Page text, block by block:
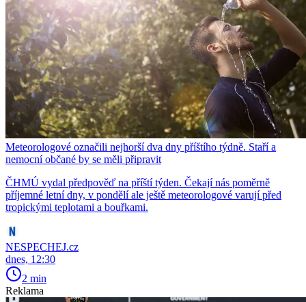
Meteorologové označili nejhorší dva dny příštího týdně. Staří a
nemocní občané by se měli připravit
ČHMÚ vydal předpověď na příští týden. Čekají nás poměrně
příjemné letní dny, v pondělí ale ještě meteorologové varují před
tropickými teplotami a bouřkami.
NESPECHEJ.cz
dnes, 12:30
2 min
Reklama